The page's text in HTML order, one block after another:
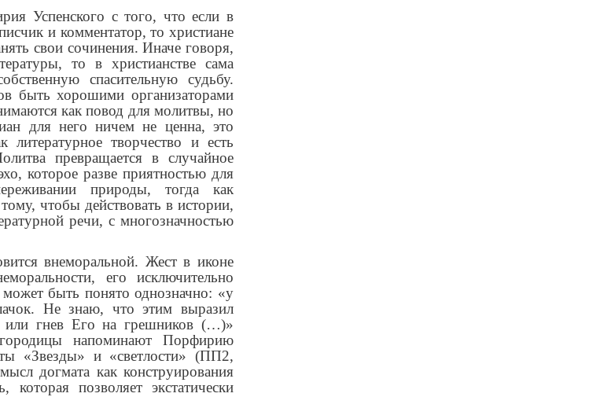
Успенского с того, что если в
и комментатор, то христиане
свои сочинения. Иначе говоря,
то в христианстве сама
спасительную судьбу.
быть хорошими организаторами
как повод для молитвы, но
для него ничем не ценна, это
творчество и есть
превращается в случайное
которое разве приятностью для
природы, тогда как
чтобы действовать в истории,
речи, с многозначностью
внеморальной. Жест в иконе
его исключительно
быть понято однозначно: «у
Не знаю, что этим выразил
или гнев Его на грешников (…)»
напоминают Порфирию
«Звезды» и «светлости» (ПП2,
догмата как конструирования
позволяет экстатически